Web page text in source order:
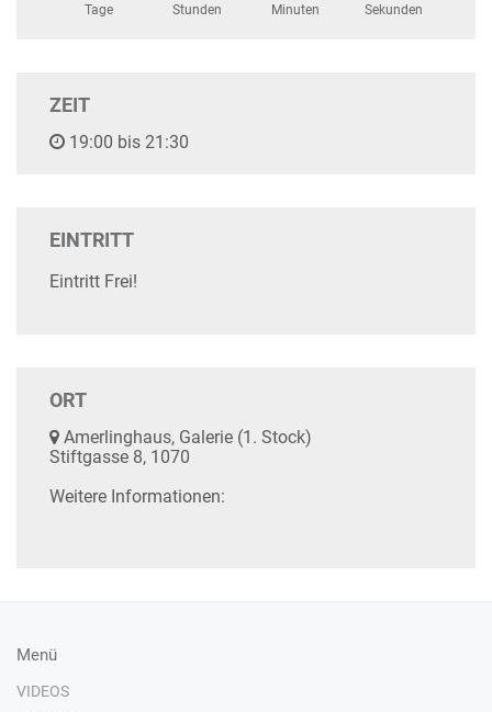
Tage Stunden Minuten Sekunden
ZEIT
19:00 bis 21:30
EINTRITT
Eintritt Frei!
ORT
Amerlinghaus, Galerie (1. Stock)
Stiftgasse 8, 1070
Weitere Informationen:
Menü
VIDEOS